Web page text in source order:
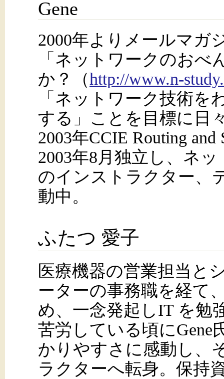
Gene
2000年よりメールマガ
「ネットワークのおべ
か？（http://www.n-
「ネットワーク技術を
する」ことを目標に日
2003年CCIE Routing
2003年8月独立し、ネ
のインストラクター、
動中。
ふたつ 愛子
医療機器の営業担当と
ーターの事務職を経て
め、一念発起しIT を勉
苦労している頃にGene
かりやすさに感動し、
ラクターへ転身。保持